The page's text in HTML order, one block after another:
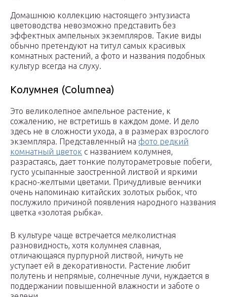
Домашнюю коллекцию настоящего энтузиаста
цветоводства невозможно представить без
эффектных ампельных экземпляров. Такие виды
обычно претендуют на титул самых красивых
комнатных растений, а фото и названия подобных
культур всегда на слуху.
Колумнея (Columnea)
Это великолепное ампельное растение, к
сожалению, не встретишь в каждом доме. И дело
здесь не в сложности ухода, а в размерах взрослого
экземпляра. Представленный на фото редкий
комнатный цветок с названием колумнея,
разрастаясь, дает тонкие полутораметровые побеги,
густо усыпанные заостренной листвой и яркими
красно-желтыми цветами. Причудливые венчики
очень напоминаю китайских золотых рыбок, что
послужило причиной появления народного названия
цветка «золотая рыбка».
В культуре чаще встречается мелколистная
разновидность, хотя колумнея славная,
отличающаяся пурпурной листвой, ничуть не
уступает ей в декоративности. Растение любит
полутень и непрямые, солнечные лучи, нуждается в
поддержании повышенной влажности и заботе о